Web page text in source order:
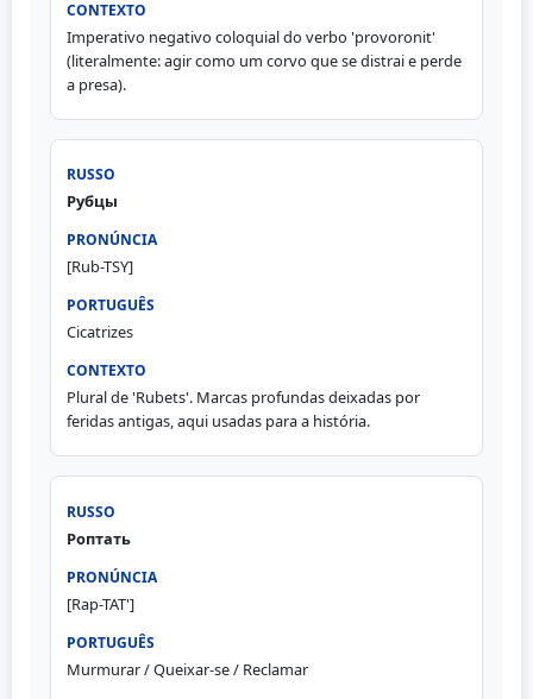
Imperativo negativo coloquial do verbo 'provoronit'
(literalmente: agir como um corvo que se distrai e perde
a presa).
Рубцы
[Rub-TSY]
Cicatrizes
Plural de 'Rubets'. Marcas profundas deixadas por
feridas antigas, aqui usadas para a história.
Роптать
[Rap-TAT']
Murmurar / Queixar-se / Reclamar